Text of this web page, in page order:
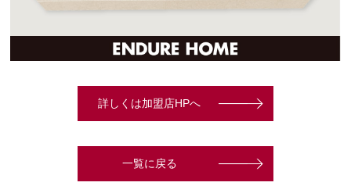
詳しくは加盟店HPへ
一覧に戻る